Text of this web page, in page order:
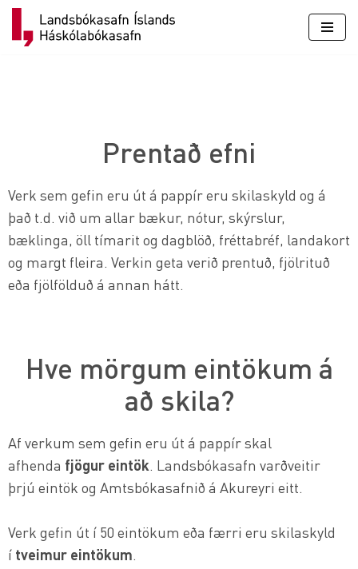
Skip
Prentað efni
Verk sem gefin eru út á pappír eru skilaskyld og á
það t.d. við um allar bækur, nótur, skýrslur,
bæklinga, öll tímarit og dagblöð, fréttabréf, landakort
og margt fleira. Verkin geta verið prentuð, fjölrituð
eða fjölfölduð á annan hátt.
Hve mörgum eintökum á
að skila?
Af verkum sem gefin eru út á pappír skal
afhenda fjögur eintök. Landsbókasafn varðveitir
þrjú eintök og Amtsbókasafnið á Akureyri eitt.
Verk gefin út í 50 eintökum eða færri eru skilaskyld
í tveimur eintökum.